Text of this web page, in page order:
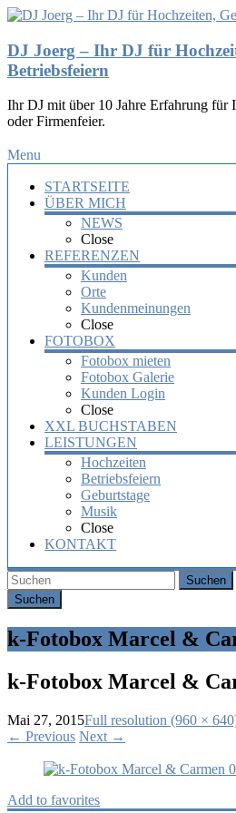
DJ Joerg – Ihr DJ für
Betriebsfeiern
Ihr DJ mit über 10 Jahre Erfahrung für
oder Firmenfeier.
Menu
STARTSEITE
ÜBER MICH
NEWS
Close
REFERENZEN
Kunden
Orte
Kundenmeinungen
Close
FOTOBOX
Fotobox mieten
Fotobox Galerie
Kunden Login
Close
XXL BUCHSTABEN
LEISTUNGEN
Hochzeiten
Betriebsfeiern
Geburtstage
Musik
Close
KONTAKT
Suchen
k-Fotobox Marcel &
k-Fotobox Marcel &
Mai 27, 2015Full resolution (960 ×
← Previous Next →
Add to favorites